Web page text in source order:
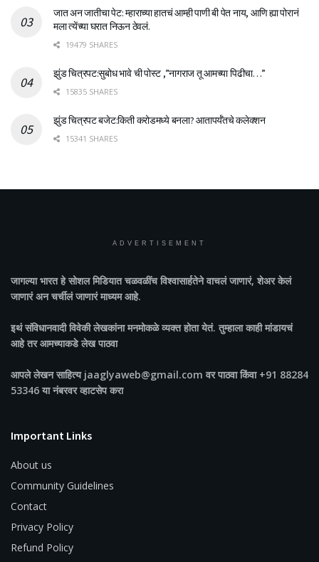
जात अन जातीचा पेट: म्हाराच्या हातचं आम्ही पाणी बी पेत नाय, आणि ह्या पोरानं
मला त्येंच्या घरात निऊन ठेवलं.
19479 SHARES
झुंड चित्रपट:सुबोध भावे ची पोस्ट ,”नागराज तू आमच्या पिढीचा…”
15835 SHARES
झुंड चित्रपट बजेट:किती करोडमध्ये बनला? आतापर्यँतचे कलेक्शन
15341 SHARES
ADVERTISEMENT
जागल्या भारतहे सोशल मिडियात चळवळींच विश्वासार्हतेने वाचलं जाणारं, शेअर केलं
जाणारं अन चर्चीलं जाणारं माध्यम आहे.
इथं संविधानवादी विवेकी लेखकांना मनमोकळे व्यक्त होता येतं. तुम्हाला काही मांडायचं
आहे तर आमच्याकडे लेख पाठवा
आपले लेखन साहित्य jaaglyaweb@gmail.com वर पाठवा किंवा +91 88284
53346 या नंबरवर व्हाटसेप करा
Important Links
About us
Community Guidelines
Contact
Privacy Policy
Refund Policy